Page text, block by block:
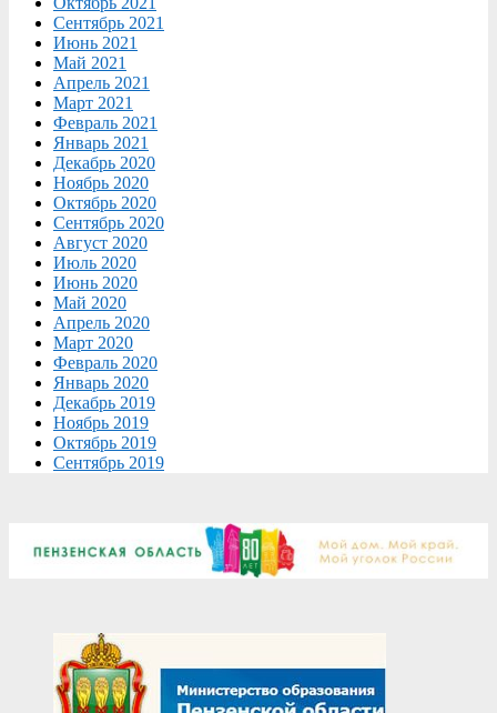
Сентябрь 2021
Июнь 2021
Май 2021
Апрель 2021
Март 2021
Февраль 2021
Январь 2021
Декабрь 2020
Ноябрь 2020
Октябрь 2020
Сентябрь 2020
Август 2020
Июль 2020
Июнь 2020
Май 2020
Апрель 2020
Март 2020
Февраль 2020
Январь 2020
Декабрь 2019
Ноябрь 2019
Октябрь 2019
Сентябрь 2019